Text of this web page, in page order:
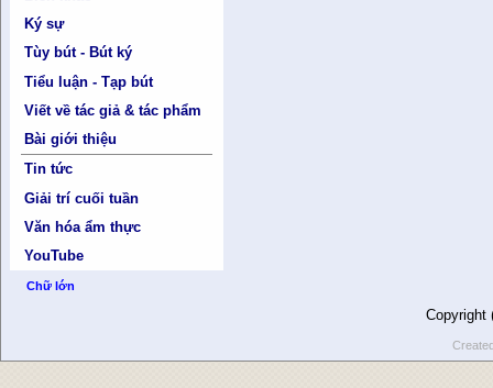
Ký sự
Tùy bút - Bút ký
Tiểu luận - Tạp bút
Viết về tác giả & tác phẩm
Bài giới thiệu
Tin tức
Giải trí cuối tuần
Văn hóa ẩm thực
YouTube
Chữ lớn
Copyright